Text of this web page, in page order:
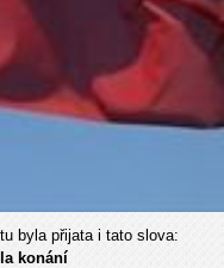
byla přijata i tato slova:
konání